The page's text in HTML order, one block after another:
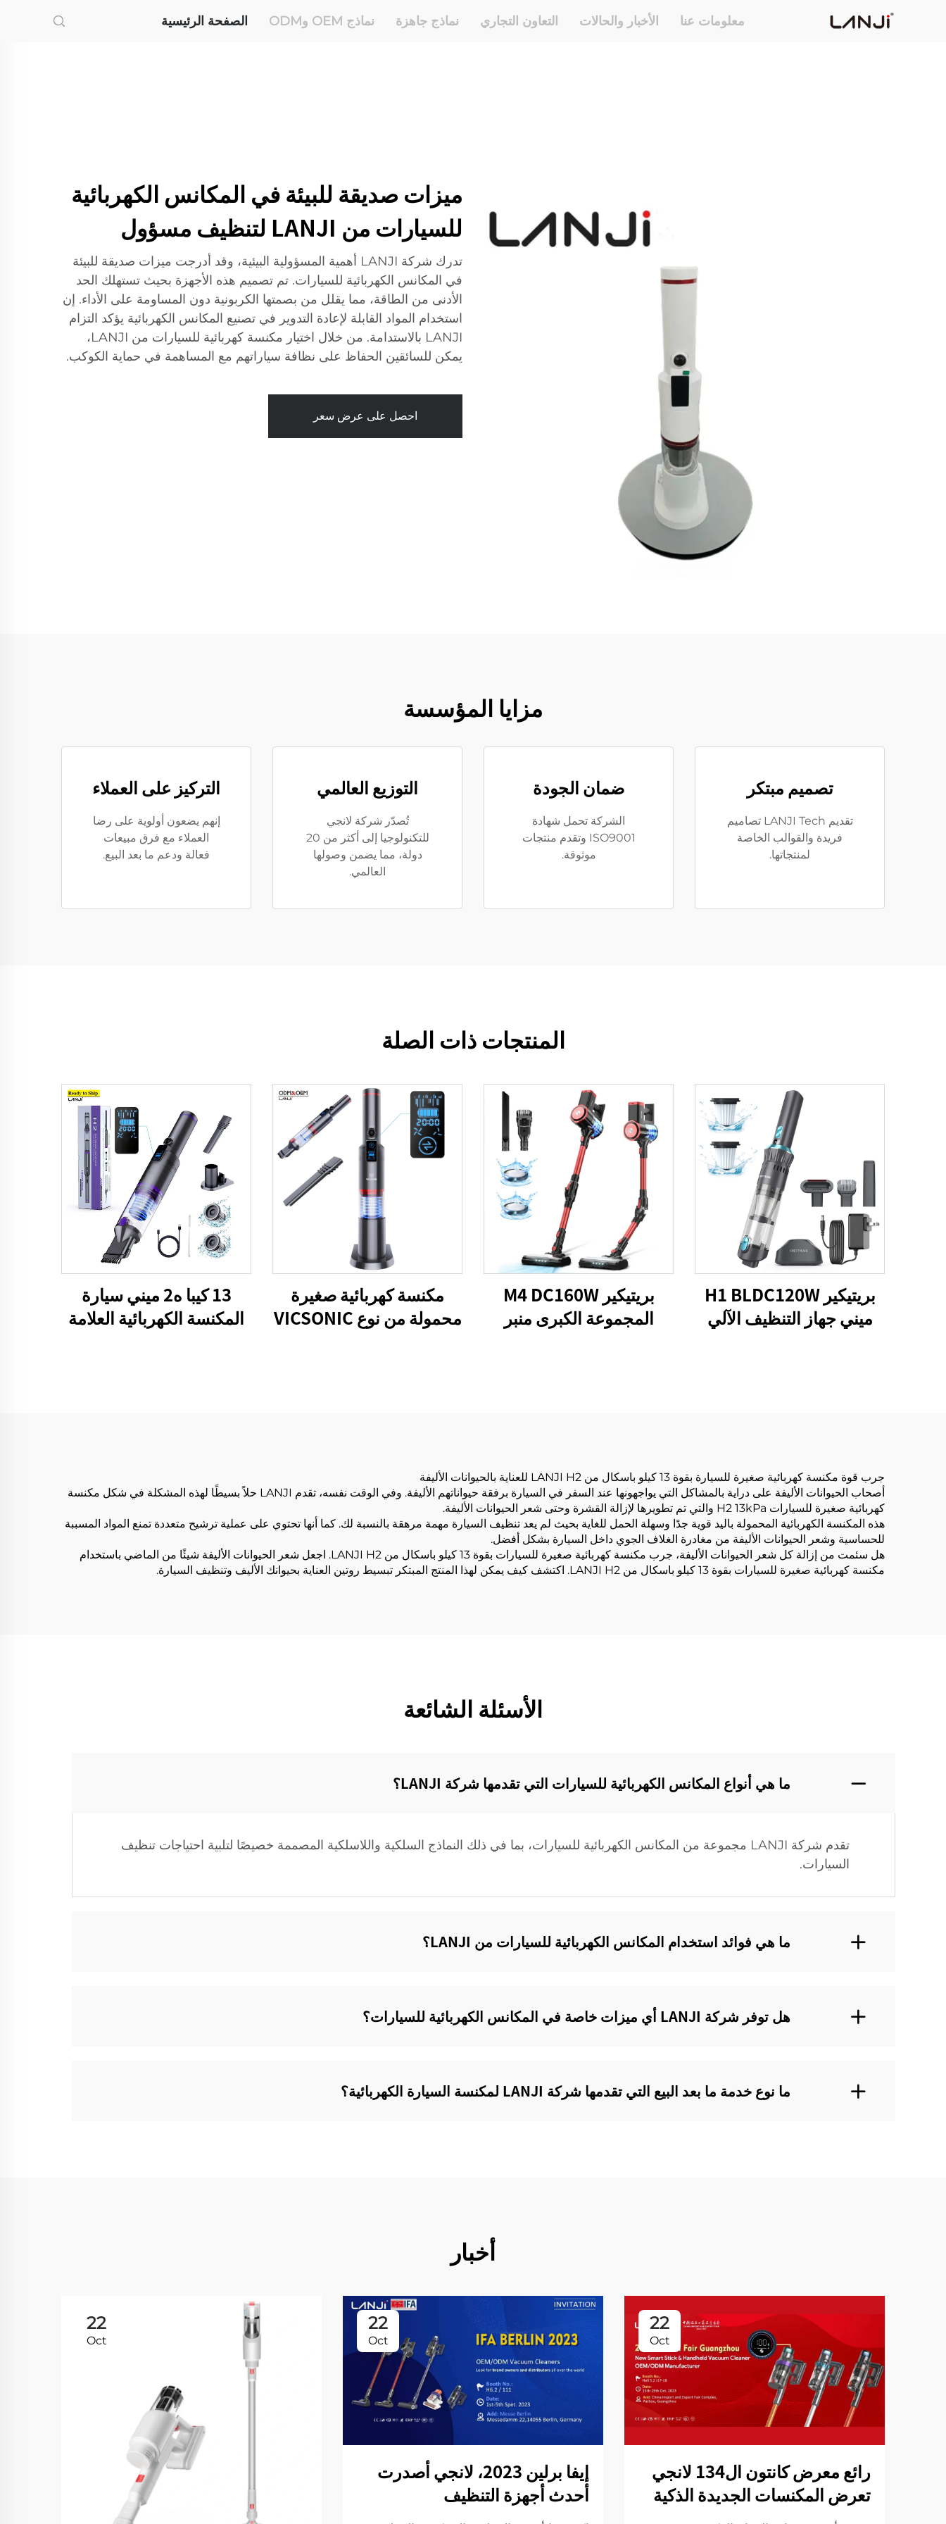
الصفحة الرئيسية نماذج OEM وODM نماذج جاهزة التعاون التجاري الأخبار والحالات معلومات عنا
ميزات صديقة للبيئة في المكانس الكهربائية
للسيارات من LANJI لتنظيف مسؤول
تدرك شركة LANJI أهمية المسؤولية البيئية، وقد أدرجت ميزات صديقة للبيئة
في المكانس الكهربائية للسيارات. تم تصميم هذه الأجهزة بحيث تستهلك الحد
الأدنى من الطاقة، مما يقلل من بصمتها الكربونية دون المساومة على الأداء. إن
استخدام المواد القابلة لإعادة التدوير في تصنيع المكانس الكهربائية يؤكد التزام
LANJI بالاستدامة. من خلال اختيار مكنسة كهربائية للسيارات من LANJI،
يمكن للسائقين الحفاظ على نظافة سياراتهم مع المساهمة في حماية الكوكب.
احصل على عرض سعر
مزايا المؤسسة
تصميم مبتكر
تقديم LANJI Tech تصاميم
فريدة والقوالب الخاصة
لمنتجاتها.
ضمان الجودة
الشركة تحمل شهادة
ISO9001 وتقدم منتجات
موثوقة.
التوزيع العالمي
تُصدّر شركة لانجي
للتكنولوجيا إلى أكثر من 20
دولة، مما يضمن وصولها
العالمي.
التركيز على العملاء
إنهم يضعون أولوية على رضا
العملاء مع فرق مبيعات
فعالة ودعم ما بعد البيع.
المنتجات ذات الصلة
بريتيكير H1 BLDC120W
ميني جهاز التنظيف الآلي
بريتيكير M4 DC160W
المجموعة الكبرى منبر
مكنسة كهربائية صغيرة
محمولة من نوع VICSONIC
13 كيبا ه2 ميني سيارة
المكنسة الكهربائية العلامة
جرب قوة مكنسة كهربائية صغيرة للسيارة بقوة 13 كيلو باسكال من LANJI H2 للعناية بالحيوانات الأليفة
أصحاب الحيوانات الأليفة على دراية بالمشاكل التي يواجهونها عند السفر في السيارة برفقة حيواناتهم الأليفة. وفي الوقت نفسه، تقدم LANJI حلاً بسيطًا لهذه المشكلة في شكل مكنسة
كهربائية صغيرة للسيارات H2 13kPa والتي تم تطويرها لإزالة القشرة وحتى شعر الحيوانات الأليفة.
هذه المكنسة الكهربائية المحمولة باليد قوية جدًا وسهلة الحمل للغاية بحيث لم يعد تنظيف السيارة مهمة مرهقة بالنسبة لك. كما أنها تحتوي على عملية ترشيح متعددة تمنع المواد المسببة
للحساسية وشعر الحيوانات الأليفة من مغادرة الغلاف الجوي داخل السيارة بشكل أفضل.
هل سئمت من إزالة كل شعر الحيوانات الأليفة، جرب مكنسة كهربائية صغيرة للسيارات بقوة 13 كيلو باسكال من LANJI H2. اجعل شعر الحيوانات الأليفة شيئًا من الماضي باستخدام
مكنسة كهربائية صغيرة للسيارات بقوة 13 كيلو باسكال من LANJI H2. اكتشف كيف يمكن لهذا المنتج المبتكر تبسيط روتين العناية بحيوانك الأليف وتنظيف السيارة.
الأسئلة الشائعة
ما هي أنواع المكانس الكهربائية للسيارات التي تقدمها شركة LANJI؟‌
تقدم شركة LANJI مجموعة من المكانس الكهربائية للسيارات، بما في ذلك النماذج السلكية واللاسلكية المصممة خصيصًا لتلبية احتياجات تنظيف
السيارات.
ما هي فوائد استخدام المكانس الكهربائية للسيارات من LANJI؟‌
هل توفر شركة LANJI أي ميزات خاصة في المكانس الكهربائية للسيارات؟
ما نوع خدمة ما بعد البيع التي تقدمها شركة LANJI لمكنسة السيارة الكهربائية؟
أخبار
22
Oct
رائع معرض كانتون ال134 لانجي
تعرض المكنسات الجديدة الذكية
22
Oct
إيفا برلين 2023، لانجي أصدرت
أحدث أجهزة التنظيف
22
Oct